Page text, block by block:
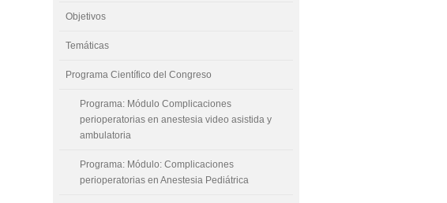
Objetivos
Temáticas
Programa Científico del Congreso
Programa: Módulo Complicaciones
perioperatorias en anestesia video asistida y
ambulatoria
Programa: Módulo: Complicaciones
perioperatorias en Anestesia Pediátrica